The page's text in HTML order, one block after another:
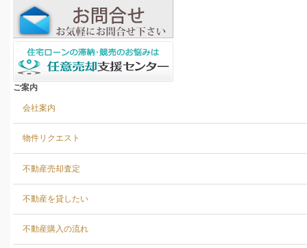
ご案内
会社案内
物件リクエスト
不動産売却査定
不動産を貸したい
不動産購入の流れ